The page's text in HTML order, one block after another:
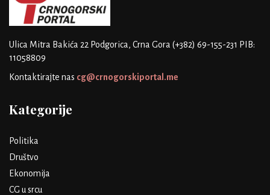
Ulica Mitra Bakića 22 Podgorica, Crna Gora (+382) 69-155-231 PIB:
11058809
Kontaktirajte nas cg@crnogorskiportal.me
Kategorije
Politika
Društvo
Ekonomija
CG u srcu